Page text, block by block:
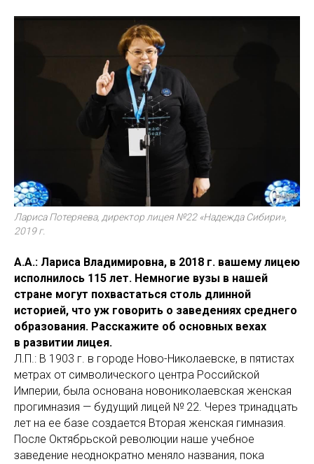
Лариса Потеряева, директор лицея №22 «Надежда Сибири»,
2019 г.
А.А.: Лариса Владимировна, в 2018 г. вашему лицею
исполнилось 115 лет. Немногие вузы в нашей
стране могут похвастаться столь длинной
историей, что уж говорить о заведениях среднего
образования. Расскажите об основных вехах
в развитии лицея.
Л.П.: В 1903 г. в городе Ново-Николаевске, в пятистах
метрах от символического центра Российской
Империи, была основана новониколаевская женская
прогимназия — будущий лицей № 22. Через тринадцать
лет на ее базе создается Вторая женская гимназия.
После Октябрьской революции наше учебное
заведение неоднократно меняло названия, пока